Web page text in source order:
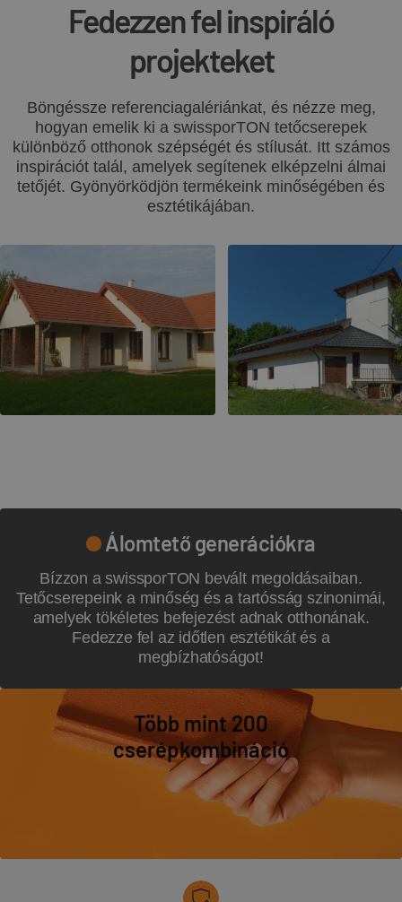
Fedezzen fel inspiráló
projekteket
Böngéssze referencia­galériánkat, és nézze meg,
hogyan emelik ki a swissporTON tetőcserepek
különböző otthonok szépségét és stílusát. Itt számos
inspirációt talál, amelyek segítenek elképzelni álmai
tetőjét. Gyönyörködjön termékeink minőségében és
esztétikájában.
Bízzon a swissporTON bevált megoldásaiban.
Tetőcserepeink a minőség és a tartósság szinonimái,
amelyek tökéletes befejezést adnak otthonának.
Fedezze fel az időtlen esztétikát és a
megbízhatóságot!
Álomtető generációkra
Több mint 200
cserépkombináció